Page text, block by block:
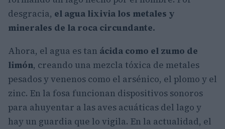
desgracia, el agua lixivia los metales y
minerales de la roca circundante.
Ahora, el agua es tan ácida como el zumo de
limón, creando una mezcla tóxica de metales
pesados y venenos como el arsénico, el plomo y el
zinc. En la fosa funcionan dispositivos sonoros
para ahuyentar a las aves acuáticas del lago y
hay un guardia que lo vigila. En la actualidad, el